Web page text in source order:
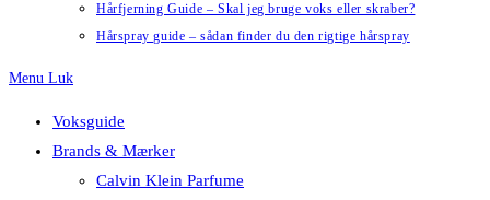
Hårfjerning Guide – Skal jeg bruge voks eller skraber?
Hårspray guide – sådan finder du den rigtige hårspray
Menu Luk
Voksguide
Brands & Mærker
Calvin Klein Parfume